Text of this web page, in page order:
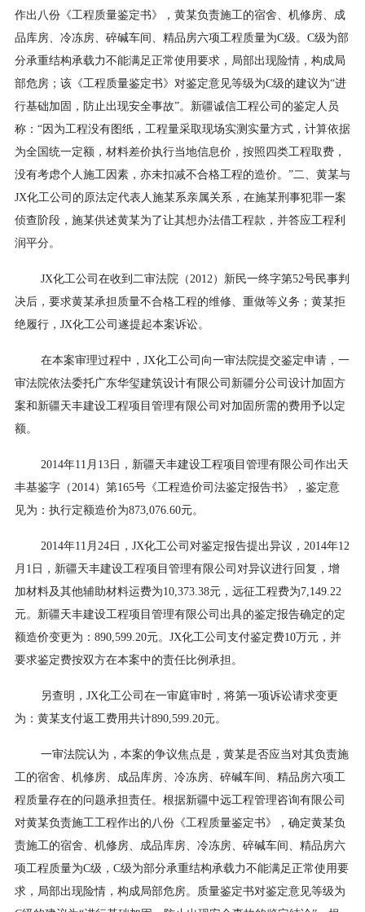
作出八份《工程质量鉴定书》，黄某负责施工的宿舍、机修房、成
品库房、冷冻房、碎碱车间、精品房六项工程质量为C级。C级为部
分承重结构承载力不能满足正常使用要求，局部出现险情，构成局
部危房；该《工程质量鉴定书》对鉴定意见等级为C级的建议为“进
行基础加固，防止出现安全事故”。新疆诚信工程公司的鉴定人员
称：“因为工程没有图纸，工程量采取现场实测实量方式，计算依据
为全国统一定额，材料差价执行当地信息价，按照四类工程取费，
没有考虑个人施工因素，亦未扣减不合格工程的造价。”二、黄某与
JX化工公司的原法定代表人施某系亲属关系，在施某刑事犯罪一案
侦查阶段，施某供述黄某为了让其想办法借工程款，并答应工程利
润平分。
JX化工公司在收到二审法院（2012）新民一终字第52号民事判
决后，要求黄某承担质量不合格工程的维修、重做等义务；黄某拒
绝履行，JX化工公司遂提起本案诉讼。
在本案审理过程中，JX化工公司向一审法院提交鉴定申请，一
审法院依法委托广东华玺建筑设计有限公司新疆分公司设计加固方
案和新疆天丰建设工程项目管理有限公司对加固所需的费用予以定
额。
2014年11月13日，新疆天丰建设工程项目管理有限公司作出天
丰基鉴字（2014）第165号《工程造价司法鉴定报告书》，鉴定意
见为：执行定额造价为873,076.60元。
2014年11月24日，JX化工公司对鉴定报告提出异议，2014年12
月1日，新疆天丰建设工程项目管理有限公司对异议进行回复，增
加材料及其他辅助材料运费为10,373.38元，远征工程费为7,149.22
元。新疆天丰建设工程项目管理有限公司出具的鉴定报告确定的定
额造价变更为：890,599.20元。JX化工公司支付鉴定费10万元，并
要求鉴定费按双方在本案中的责任比例承担。
另查明，JX化工公司在一审庭审时，将第一项诉讼请求变更
为：黄某支付返工费用共计890,599.20元。
一审法院认为，本案的争议焦点是，黄某是否应当对其负责施
工的宿舍、机修房、成品库房、冷冻房、碎碱车间、精品房六项工
程质量存在的问题承担责任。根据新疆中远工程管理咨询有限公司
对黄某负责施工工程作出的八份《工程质量鉴定书》，确定黄某负
责施工的宿舍、机修房、成品库房、冷冻房、碎碱车间、精品房六
项工程质量为C级，C级为部分承重结构承载力不能满足正常使用要
求，局部出现险情，构成局部危房。质量鉴定书对鉴定意见等级为